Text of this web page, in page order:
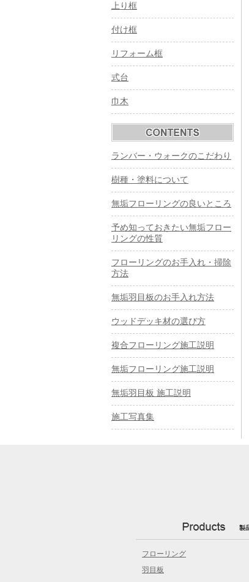
上り框
付け框
リフォーム框
式台
巾木
ランバー・ウォークのこだわり
樹種・塗料について
無垢フローリングの良いところ
予め知っておきたい無垢フロー
リングの性質
フローリングのお手入れ・掃除
方法
無垢羽目板のお手入れ方法
ウッドデッキ材の選び方
複合フローリング施工説明
無垢フローリング施工説明
無垢羽目板 施工説明
施工写真集
フローリング
羽目板